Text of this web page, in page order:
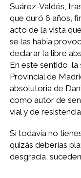
Suárez-Valdés,
que duró 6 años,
acto de la vista
se las había
declarar la libre
En este sentido, la
Provincial de
absolutoria de
como autor de
vial y de
Si todavía no
quizás deberías
desgracia,